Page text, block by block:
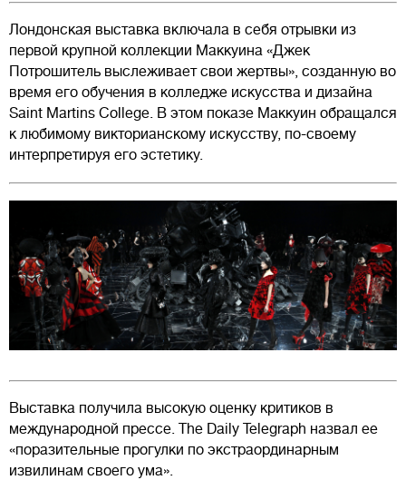
Лондонская выставка включала в себя отрывки из
первой крупной коллекции Маккуина «Джек
Потрошитель выслеживает свои жертвы», созданную во
время его обучения в колледже искусства и дизайна
Saint Martins College. В этом показе Маккуин обращался
к любимому викторианскому искусству, по-своему
интерпретируя его эстетику.
Выставка получила высокую оценку критиков в
международной прессе. The Daily Telegraph назвал ее
«поразительные прогулки по экстраординарным
извилинам своего ума».